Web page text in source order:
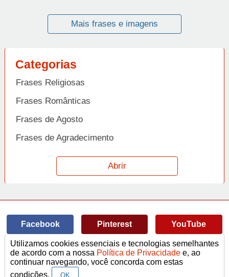
Mais frases e imagens
Categorias
Frases Religiosas
Frases Românticas
Frases de Agosto
Frases de Agradecimento
Frases de Amizade
Frases de Amor
Frases de Arrependimento
Frases de Atitude
Frases de Azar
Abrir
Facebook Pinterest YouTube
© Copyright 2014-2022A Frase.
Termos de Uso / Privacidade
Frases
Vídeos
contato@afrase.com.br
Utilizamos cookies essenciais e tecnologias semelhantes
de acordo com a nossa Política de Privacidade e, ao
continuar navegando, você concorda com estas
condições.
OK